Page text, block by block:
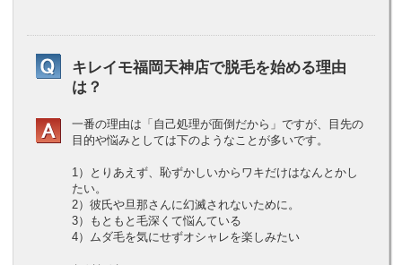
キレイモ福岡天神店で脱毛を始める理由
は？
一番の理由は「自己処理が面倒だから」ですが、目先の
目的や悩みとしては下のようなことが多いです。
1）とりあえず、恥ずかしいからワキだけはなんとかし
たい。
2）彼氏や旦那さんに幻滅されないために。
3）もともと毛深くて悩んている
4）ムダ毛を気にせずオシャレを楽しみたい